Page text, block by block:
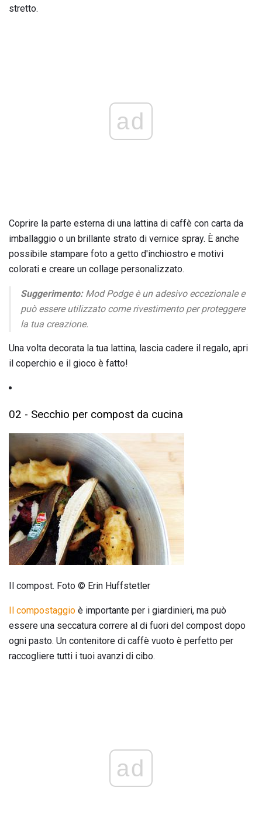
stretto.
ad
Coprire la parte esterna di una lattina di caffè con carta da
imballaggio o un brillante strato di vernice spray. È anche
possibile stampare foto a getto d'inchiostro e motivi
colorati e creare un collage personalizzato.
Suggerimento:Mod Podge è un adesivo eccezionale e
può essere utilizzato come rivestimento per proteggere
la tua creazione.
Una volta decorata la tua lattina, lascia cadere il regalo, apri
il coperchio e il gioco è fatto!
02 - Secchio per compost da cucina
Il compost. Foto © Erin Huffstetler
Il compostaggio è importante per i giardinieri, ma può
essere una seccatura correre al di fuori del compost dopo
ogni pasto. Un contenitore di caffè vuoto è perfetto per
raccogliere tutti i tuoi avanzi di cibo.
ad